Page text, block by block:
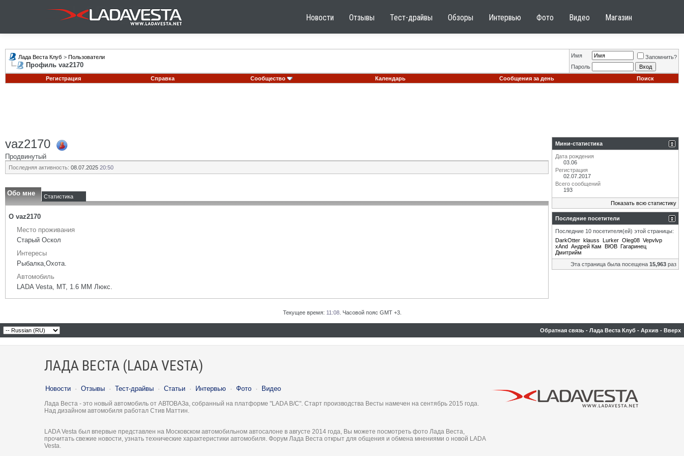
Новости Отзывы Тест-драйвы Обзоры Интервью Фото Видео Магазин
Лада Веста Клуб > Пользователи
Профиль vaz2170
Имя
Запомнить?
Пароль
Регистрация
Справка Сообщество Календарь Сообщения за день Поиск
vaz2170
Продвинутый
Последняя активность: 08.07.2025 20:50
Обо мне Статистика
О vaz2170
Место проживания
Старый Оскол
Интересы
Рыбалка,Охота.
Автомобиль
LADA Vesta, МТ, 1.6 ММ Люкс.
Мини-статистика
Дата рождения
03.06
Регистрация
02.07.2017
Всего сообщений
193
Показать всю статистику
Последние посетители
Последние 10 посетителя(ей) этой страницы:
DarkOtter klauss Lurker Oleg08 Vepvlvp
xAnd Андрей Кам ВЮВ Гагаринец
Дмитрийм
Эта страница была посещена 15,963 раз
Текущее время: 11:08. Часовой пояс GMT +3.
Обратная связь - Лада Веста Клуб - Архив - Вверх
ЛАДА ВЕСТА (LADA VESTA)
Новости · Отзывы · Тест-драйвы · Статьи · Интервью · Фото · Видео
Лада Веста - это новый автомобиль от АВТОВАЗа, собранный на платформе "LADA B/C". Старт производства Весты намечен на сентябрь 2015 года.
Над дизайном автомобиля работал Стив Маттин.
LADA Vesta был впервые представлен на Московском автомобильном автосалоне в августе 2014 года, Вы можете посмотреть фото Лада Веста,
прочитать свежие новости, узнать технические характеристики автомобиля. Форум Лада Веста открыт для общения и обмена мнениями о новой LADA
Vesta.